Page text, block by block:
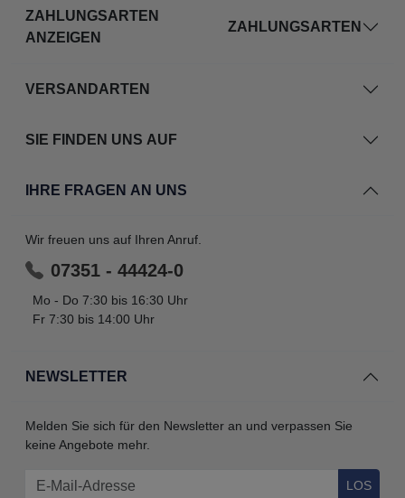
NEWSLETTER
Melden Sie sich für den Newsletter an und verpassen Sie
keine Angebote mehr.
LOS
ZAHLUNGSARTEN
ANZEIGEN
ZAHLUNGSARTEN
VERSANDARTEN
SIE FINDEN UNS AUF
IHRE FRAGEN AN UNS
Wir freuen uns auf Ihren Anruf.
07351 - 44424-0
Mo - Do 7:30 bis 16:30 Uhr
Fr 7:30 bis 14:00 Uhr